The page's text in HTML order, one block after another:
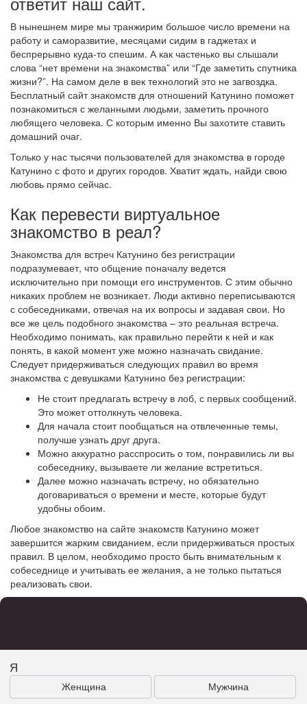
В нынешнем мире мы транжирим большое число времени на
работу и саморазвитие, месяцами сидим в гаджетах и
беспрерывно куда-то спешим. А как частенько вы слышали
слова “нет времени на знакомства” или “Где заметить спутника
жизни?”. На самом деле в век технологий это не загвоздка.
Бесплатный сайт знакомств для отношений Катунино поможет
познакомиться с желанными людьми, заметить прочного
любящего человека. С которым именно Вы захотите ставить
домашний очаг.
Только у нас тысячи пользователей для знакомства в городе
Катунино с фото и других городов. Хватит ждать, найди свою
любовь прямо сейчас.
Как перевести виртуальное
знакомство в реал?
Знакомства для встреч Катунино без регистрации
подразумевает, что общение поначалу ведется
исключительно при помощи его инструментов. С этим обычно
никаких проблем не возникает. Люди активно переписываются
с собеседниками, отвечая на их вопросы и задавая свои. Но
все же цель подобного знакомства – это реальная встреча.
Необходимо понимать, как правильно перейти к ней и как
понять, в какой момент уже можно назначать свидание.
Следует придерживаться следующих правил во время
знакомства с девушками Катунино без регистрации:
Не стоит предлагать встречу в лоб, с первых сообщений.
Это может оттолкнуть человека.
Для начала стоит пообщаться на отвлеченные темы,
получше узнать друг друга.
Можно аккуратно расспросить о том, понравились ли вы
собеседнику, вызываете ли желание встретиться.
Далее можно назначать встречу, но обязательно
договариваться о времени и месте, которые будут
удобны обоим.
Любое знакомство на сайте знакомств Катунино может
завершится жарким свиданием, если придерживаться простых
правил. В целом, необходимо просто быть внимательным к
собеседнице и учитывать ее желания, а не только пытаться
реализовать свои.
Я
Женщина Мужчина